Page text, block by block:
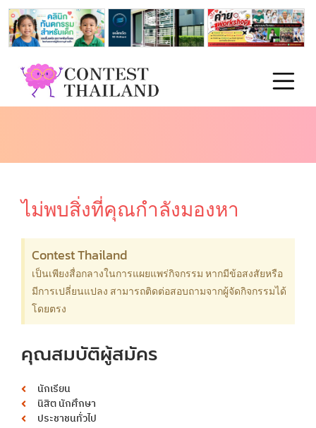
ไม่พบสิ่งที่คุณกำลังมองหา
Contest Thailand
เป็นเพียงสื่อกลางในการแผยแพร่กิจกรรม หากมีข้อสงสัยหรือ
มีการเปลี่ยนแปลง สามารถติดต่อสอบถามจากผู้จัดกิจกรรมได้
โดยตรง
คุณสมบัติผู้สมัคร
นักเรียน
นิสิต นักศึกษา
ประชาชนทั่วไป